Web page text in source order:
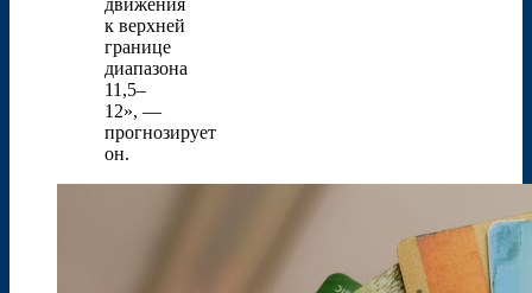
к верхней
границе
диапазона
11,5–
12», —
прогнозирует
он.